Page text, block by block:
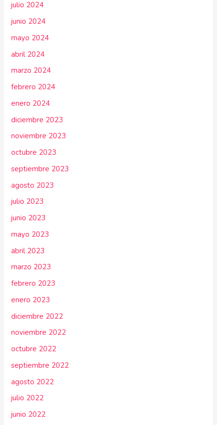
julio 2024
junio 2024
mayo 2024
abril 2024
marzo 2024
febrero 2024
enero 2024
diciembre 2023
noviembre 2023
octubre 2023
septiembre 2023
agosto 2023
julio 2023
junio 2023
mayo 2023
abril 2023
marzo 2023
febrero 2023
enero 2023
diciembre 2022
noviembre 2022
octubre 2022
septiembre 2022
agosto 2022
julio 2022
junio 2022